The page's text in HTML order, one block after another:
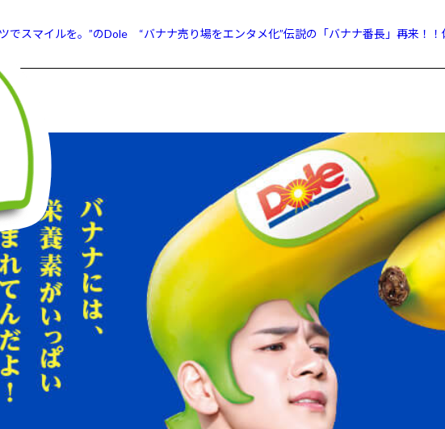
ツでスマイルを。”のDole “バナナ売り場をエンタメ化”伝説の「バナナ番長」再来！